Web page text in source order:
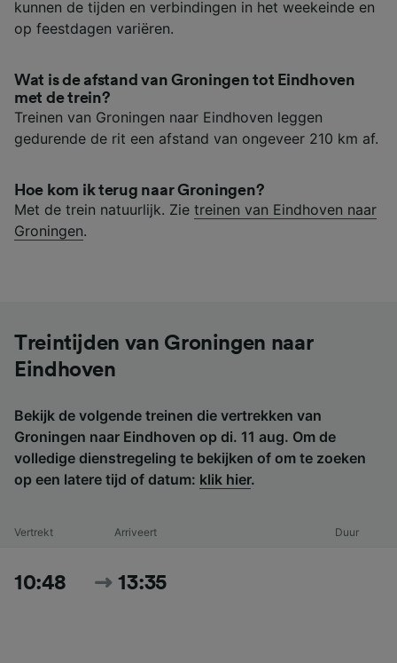
kunnen de tijden en verbindingen in het weekeinde en
op feestdagen variëren.
Wat is de afstand van Groningen tot Eindhoven
met de trein?
Treinen van Groningen naar Eindhoven leggen
gedurende de rit een afstand van ongeveer 210 km af.
Hoe kom ik terug naar Groningen?
Met de trein natuurlijk. Zie treinen van Eindhoven naar
Groningen.
Treintijden van Groningen naar
Eindhoven
Bekijk de volgende treinen die vertrekken van
Groningen naar Eindhoven op di. 11 aug. Om de
volledige dienstregeling te bekijken of om te zoeken
op een latere tijd of datum: klik hier.
Vertrekt Arriveert Duur
10:48 13:35